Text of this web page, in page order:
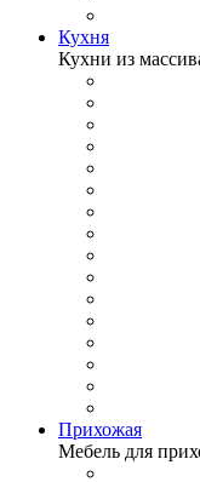
Кухня
Кухни из
Прихожая
Мебель для